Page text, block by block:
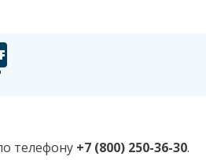
телефону +7 (800) 250-36-30.